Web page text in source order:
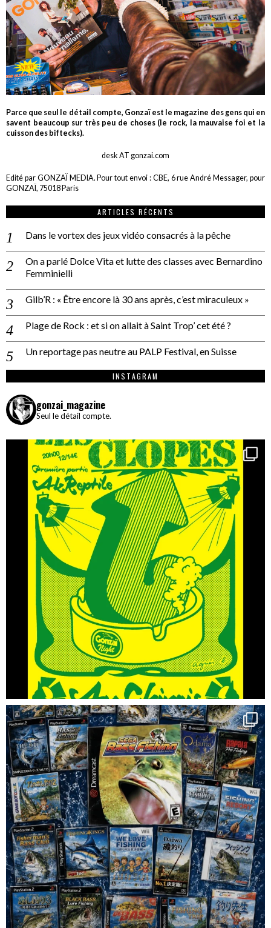
Parce que seul le détail compte, Gonzaï est le magazine des gens qui en
savent beaucoup sur très peu de choses (le rock, la mauvaise foi et la
cuisson des biftecks).
desk AT gonzai.com
Edité par GONZAÏ MEDIA. Pour tout envoi : CBE, 6 rue André Messager, pour
GONZAÏ, 75018 Paris
ARTICLES RÉCENTS
Dans le vortex des jeux vidéo consacrés à la pêche
On a parlé Dolce Vita et lutte des classes avec Bernardino
Femminielli
Gilb’R : « Être encore là 30 ans après, c’est miraculeux »
Plage de Rock : et si on allait à Saint Trop’ cet été ?
Un reportage pas neutre au PALP Festival, en Suisse
INSTAGRAM
gonzai_magazine
Seul le détail compte.